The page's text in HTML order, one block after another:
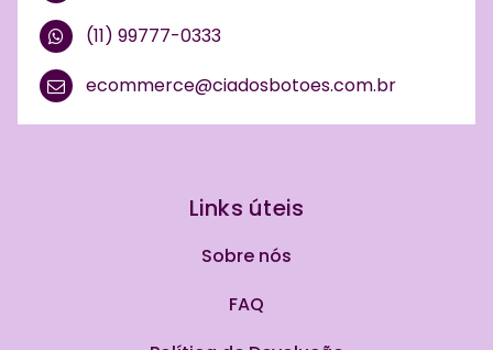
(11) 99777-0333
ecommerce@ciadosbotoes.com.br
Links úteis
Sobre nós
FAQ